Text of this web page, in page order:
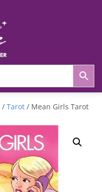
/ Tarot / Mean Girls Tarot